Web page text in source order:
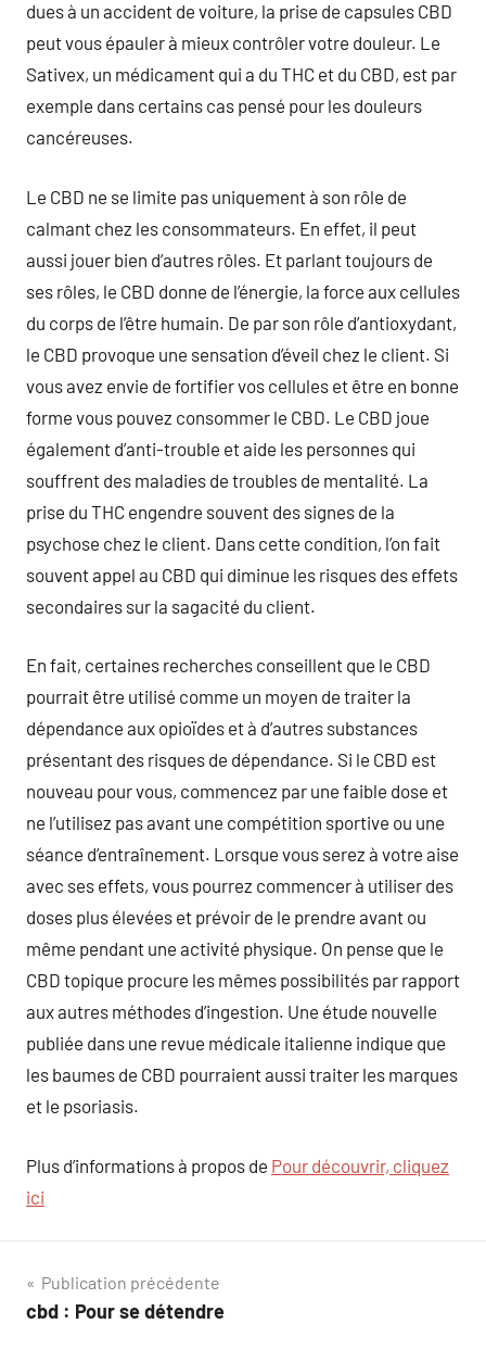
dues à un accident de voiture, la prise de capsules CBD
peut vous épauler à mieux contrôler votre douleur. Le
Sativex, un médicament qui a du THC et du CBD, est par
exemple dans certains cas pensé pour les douleurs
cancéreuses.
Le CBD ne se limite pas uniquement à son rôle de
calmant chez les consommateurs. En effet, il peut
aussi jouer bien d’autres rôles. Et parlant toujours de
ses rôles, le CBD donne de l’énergie, la force aux cellules
du corps de l’être humain. De par son rôle d’antioxydant,
le CBD provoque une sensation d’éveil chez le client. Si
vous avez envie de fortifier vos cellules et être en bonne
forme vous pouvez consommer le CBD. Le CBD joue
également d’anti-trouble et aide les personnes qui
souffrent des maladies de troubles de mentalité. La
prise du THC engendre souvent des signes de la
psychose chez le client. Dans cette condition, l’on fait
souvent appel au CBD qui diminue les risques des effets
secondaires sur la sagacité du client.
En fait, certaines recherches conseillent que le CBD
pourrait être utilisé comme un moyen de traiter la
dépendance aux opioïdes et à d’autres substances
présentant des risques de dépendance. Si le CBD est
nouveau pour vous, commencez par une faible dose et
ne l’utilisez pas avant une compétition sportive ou une
séance d’entraînement. Lorsque vous serez à votre aise
avec ses effets, vous pourrez commencer à utiliser des
doses plus élevées et prévoir de le prendre avant ou
même pendant une activité physique. On pense que le
CBD topique procure les mêmes possibilités par rapport
aux autres méthodes d’ingestion. Une étude nouvelle
publiée dans une revue médicale italienne indique que
les baumes de CBD pourraient aussi traiter les marques
et le psoriasis.
Plus d’informations à propos de Pour découvrir, cliquez
ici
Navigation
de
Publication précédente
cbd : Pour se détendre